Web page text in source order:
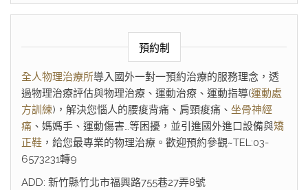
預約制
全人物理治療所導入國外一對一預約治療的服務理念，透
過物理治療評估與物理治療、運動治療、運動指導(運動處
方訓練)，解決您惱人的腰痠背痛、肩頸痠痛、 坐骨神經
痛 、媽媽手、運動傷害…等困擾，並引進國外進口設備與矯
正鞋 ，給您最專業的物理治療。歡迎預約參觀~TEL:03-
6573231轉9
ADD: 新竹縣竹北市福興路755巷27弄8號